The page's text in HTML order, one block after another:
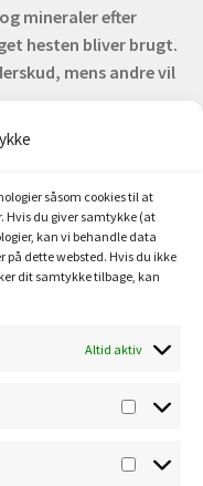
såsom cookies til at
Hvis du giver samtykke (at
kan vi behandle data
dette websted. Hvis du ikke
dit samtykke tilbage, kan
Altid aktiv
mineraler efter
hesten bliver brugt.
mens andre vil
704 772